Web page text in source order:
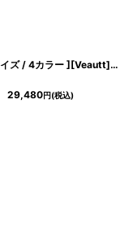
[ XS-Mサイズ / 4カラー ][Veautt]ワンショルダー・サイドファスナー・ストレッチ・タイト・ミディアムドレス《送料＆代引き手数料無料》
29,480円(税込)